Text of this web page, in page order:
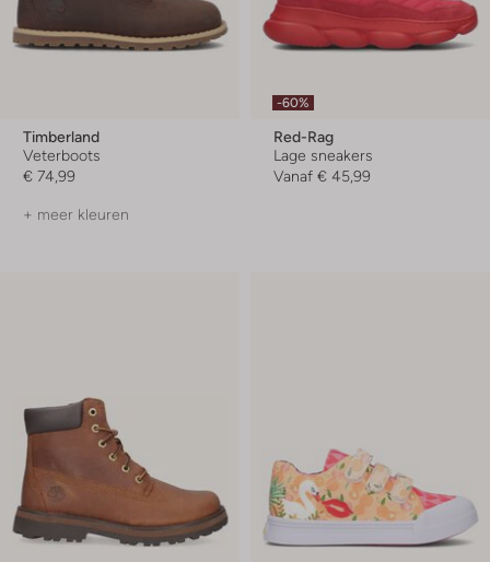
Timberland
Veterboots
€ 74,99
+ meer kleuren
-60%
Red-Rag
Lage sneakers
Vanaf € 45,99